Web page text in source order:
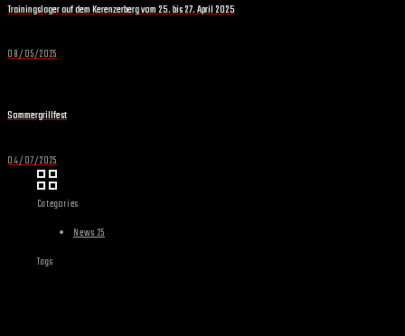
Trainingslager auf dem Kerenzerberg vom 25. bis 27. April 2025
08/05/2025
Sommergrillfest
04/07/2025
Categories
News 25
Tags